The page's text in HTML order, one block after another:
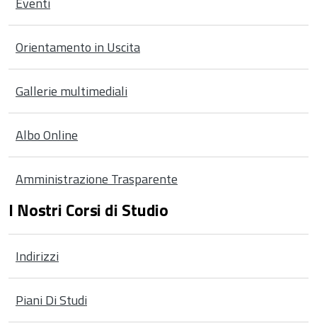
Orientamento in Uscita
Gallerie multimediali
Albo Online
Amministrazione Trasparente
I Nostri Corsi di Studio
Indirizzi
Piani Di Studi